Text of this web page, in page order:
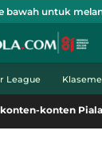
bawah untuk
League
konten Piala